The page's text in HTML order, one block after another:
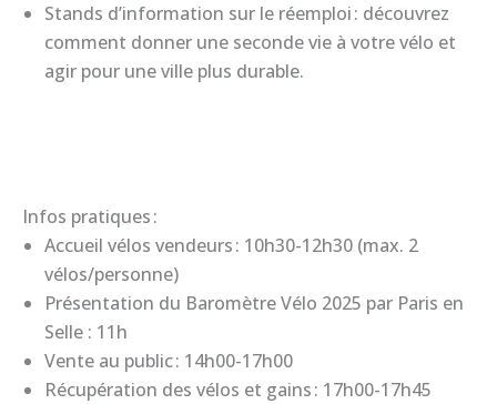
Stands d’information sur le réemploi : découvrez
comment donner une seconde vie à votre vélo et
agir pour une ville plus durable.
Infos pratiques :
Accueil vélos vendeurs : 10h30-12h30 (max. 2
vélos/personne)
Présentation du Baromètre Vélo 2025 par Paris en
Selle : 11h
Vente au public : 14h00-17h00
Récupération des vélos et gains : 17h00-17h45